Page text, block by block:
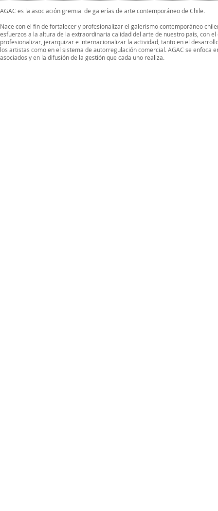
AGAC es la asociación gremial de galerías de arte contemporáneo de Chile.
Nace con el fin de fortalecer y profesionalizar el galerismo contemporáneo
esfuerzos a la altura de la extraordinaria calidad del arte de nuestro país, con el
profesionalizar, jerarquizar e internacionalizar la actividad, tanto en el
los artistas como en el sistema de autorregulación comercial. AGAC se enfoca
asociados y en la difusión de la gestión que cada uno realiza.